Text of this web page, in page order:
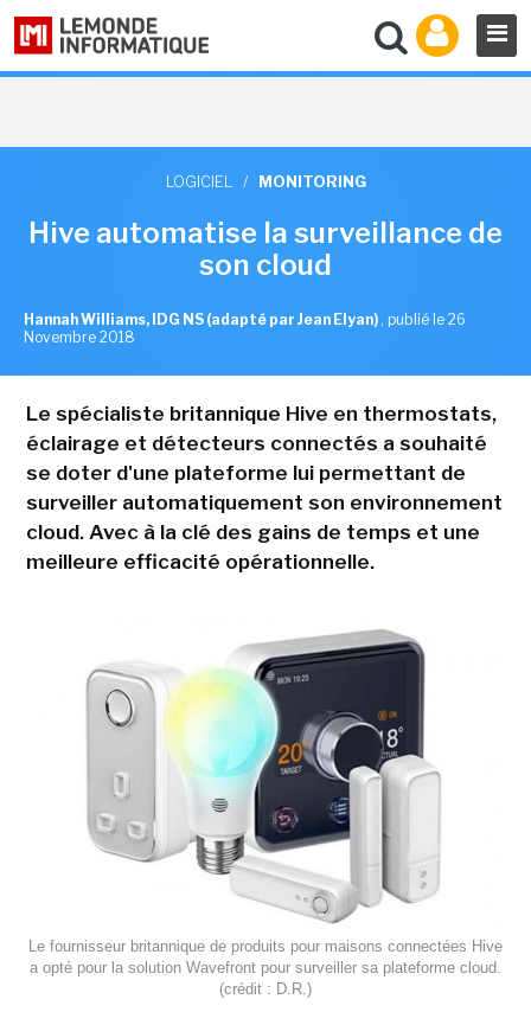
LOGICIEL / MONITORING
Hive automatise la surveillance de
son cloud
Hannah Williams, IDG NS (adapté par Jean Elyan) , publié le 26
Novembre 2018
Le spécialiste britannique Hive en thermostats,
éclairage et détecteurs connectés a souhaité
se doter d'une plateforme lui permettant de
surveiller automatiquement son environnement
cloud. Avec à la clé des gains de temps et une
meilleure efficacité opérationnelle.
Le fournisseur britannique de produits pour maisons connectées Hive
a opté pour la solution Wavefront pour surveiller sa plateforme cloud.
(crédit : D.R.)